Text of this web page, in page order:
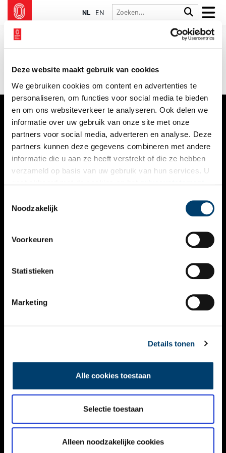
Deze website maakt gebruik van cookies
We gebruiken cookies om content en advertenties te
personaliseren, om functies voor social media te bieden
en om ons websiteverkeer te analyseren. Ook delen we
informatie over uw gebruik van onze site met onze
partners voor social media, adverteren en analyse. Deze
partners kunnen deze gegevens combineren met andere
informatie die u aan ze heeft verstrekt of die ze hebben
verzameld op basis van uw gebruik van hun services. U
Noodzakelijk
Voorkeuren
Statistieken
Marketing
Details tonen
Alle cookies toestaan
Selectie toestaan
Alleen noodzakelijke cookies
NL EN
VERHALEN
NIEUWS
KALENDER
ACTIVITEITEN
NIEUWSBRIEF
DISCLAIMER
TOEGANKELIJKHEID
Volg ONH op social media